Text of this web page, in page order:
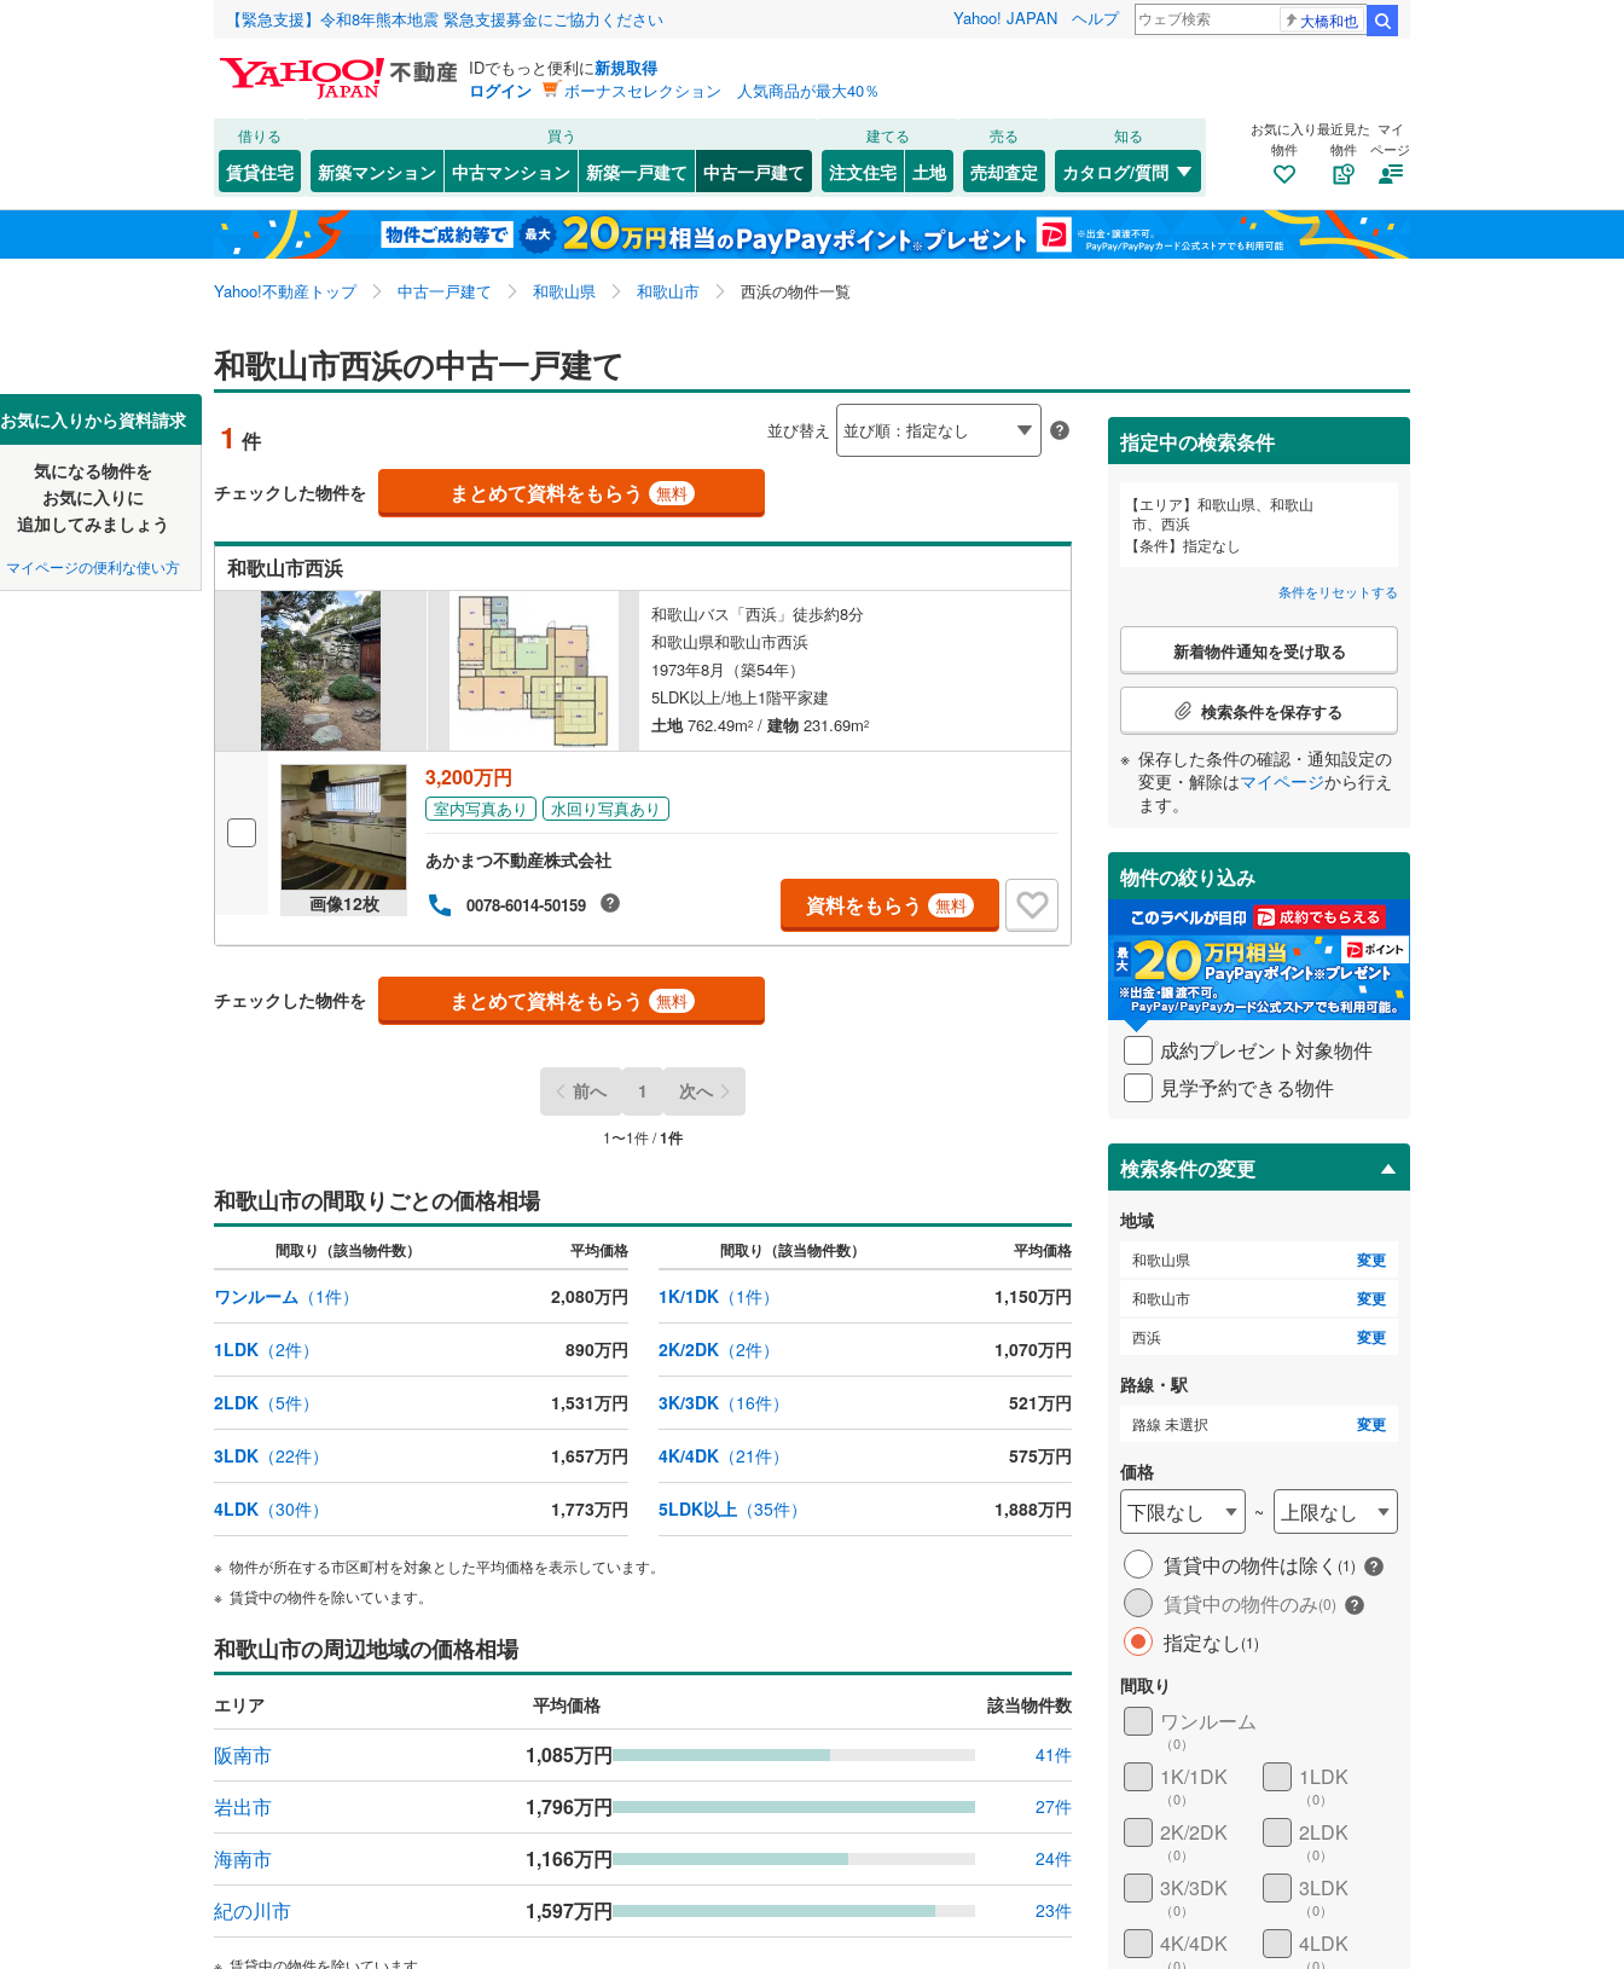
【緊急支援】令和8年熊本地震 緊急支援募金にご協力ください Yahoo! JAPAN ヘルプ 大橋和也
IDでもっと便利に新規取得
ログイン
ボーナスセレクション 人気商品が最大40％
借りる
賃貸住宅
買う
新築マンション 中古マンション 新築一戸建て 中古一戸建て
建てる
注文住宅 土地
売る
売却査定
知る
カタログ/質問
お気に入り
物件
最近見た
物件
マイ
ページ
Yahoo!不動産トップ 中古一戸建て 和歌山県 和歌山市 西浜の物件一覧
お気に入りから資料請求
気になる物件を
お気に入りに
追加してみましょう
マイページの便利な使い方
和歌山市西浜の中古一戸建て
1 件 並び替え
チェックした物件を まとめて資料をもらう 無料
和歌山市西浜
和歌山バス「西浜」徒歩約8分
和歌山県和歌山市西浜
1973年8月（築54年）
5LDK以上/地上1階平家建
土地762.49m2 / 建物 231.69m2
画像12枚
3,200万円
室内写真あり 水回り写真あり
あかまつ不動産株式会社
0078-6014-50159 資料をもらう 無料
チェックした物件を まとめて資料をもらう 無料
前へ 1 次へ
1〜1件 /1件
和歌山市の間取りごとの価格相場
間取り（該当物件数） 平均価格 間取り（該当物件数） 平均価格
ワンルーム （1件） 2,080万円 1K/1DK（1件） 1,150万円
1LDK （2件） 890万円 2K/2DK（2件） 1,070万円
2LDK （5件） 1,531万円 3K/3DK（16件） 521万円
3LDK （22件） 1,657万円 4K/4DK（21件） 575万円
4LDK （30件） 1,773万円 5LDK以上（35件） 1,888万円
物件が所在する市区町村を対象とした平均価格を表示しています。
賃貸中の物件を除いています。
和歌山市の周辺地域の価格相場
エリア 平均価格 該当物件数
阪南市 1,085万円 41件
岩出市 1,796万円 27件
海南市 1,166万円 24件
紀の川市 1,597万円 23件
賃貸中の物件を除いています。
指定中の検索条件
エリア
和歌山県、和歌山
市、西浜
条件
指定なし
条件をリセットする
こ
検
条
件
受
け
取
る
・
条
件
を
イ
ペ
ジ
に
保
存
す
る
新着物件通知を受け取る
検索条件を保存する
保存した条件の確認・通知設定の
変更・解除はマイページから行え
ます。
物件の絞り込み
成約プレゼント対象物件
見学予約できる物件
検索条件の変更
地域
和歌山県 変更
和歌山市 変更
西浜 変更
路線・駅
路線 未選択 変更
価格
下限なし ~
上限なし
賃貸中の物件は除く (1)
賃貸中の物件のみ(0)
指定なし(1)
間取り
ワンルーム
（0）
1K/1DK
（0）
1LDK
（0）
2K/2DK
（0）
2LDK
（0）
3K/3DK
（0）
3LDK
（0）
4K/4DK
（0）
4LDK
（0）
北海道 北海道
東北 青森 岩手 宮城 秋田 山形 福島
関東 東京 神奈川 埼玉 千葉
信越・北陸 新潟 長野
三重
近畿 大阪 兵庫
中国 鳥取 島根 岡山 広島 山口
四国 徳島 愛媛 高知
九州・沖縄 福岡 佐賀 長崎 鹿児島 沖縄
該当物件0件 この条件で検索する
和歌山市(162) 海南市(24) 橋本市(12)
有田市(4) 御坊市(1) 田辺市(4)
新宮市
0) 紀の川市
海草郡紀美野町(6)
伊都郡高野町(0) 有田郡湯浅町(1) 有田郡広川町(6)
日高郡美浜町 (5) 日高郡日高町(3)
日高郡由良町(0)
西牟婁郡上富田町
東牟婁郡古座川町
東牟婁郡北山村 東牟婁郡串本町(2)
該当物件0件 この条件で検索する
葵町(1) 秋月(1) 秋葉町(1)
朝日(2) 有家(3) 有本(1)
市小路
3) 今福 (1)
井辺(
大谷(1) 太田(4) 小倉(1)
加納( 2) 上三毛(1)
北新中ノ丁(2)
木ノ本(5)
楠見中( 栗栖(1) 桑山(1)
毛見(4) 神前 小雑賀(2)
栄谷(11) 坂田 (1) 鷺ノ森明神丁(1)
塩屋(3 島橋東ノ丁(1)
新和歌浦 ( 1) 関戸(2)
善明寺(1) 鷹匠町(1)
田尻(1) 田野(1) 津秦(1)
出島(1) 中(1) 中島(1)
鳴神(3) 新高町(1)
西庄 (3)
直川 (4)
平井(2)
弘西(2) 福島(2) 府中(
船所(1) 冬野(1) 布施屋(1
松江東(1
1) 和歌浦東 和歌川町(2)
和田(1) 吹上(2) つつじが丘
該当物件0件
JR 紀勢本線（JR東海）(0) 紀勢本線（JR西日本） (0) 和歌山線(0
阪和線(0)
私鉄・その他 南海線(0) 南海加太線(0) 南海高野線(0)
わかやま電鉄貴志川線
該当物件0件 この条件で検索する
該当物件0件
こだわり条件 リフォーム、リノベーション
リノベーション・リフォーム
（0）
築古・築30年以上（1）
設備
床暖房 0）
駐車場2台以上（0） ビルトインガレージ（0） 太陽光発電システム（0）
（0）
防犯カメラ（ 0）
）
二世帯向け（0） 平屋・1階建て 3階建て以上（0）
サービスルーム（納戸）（0）
最寄りの駅が始発駅 小学校まで1km以内（0）
） 角地（ 0 ） 南道路（0）
独立型キッチン
販売、価格、契約、入居関連など
即入居可能（0）
浴室乾燥機あり（0）
ウォークインクローゼット
（0）
床下収納
ウッドデッキあり
構造・規模・施工・品質・工法関連
耐震、免震、制震構造
（0）
住宅性能評価付き 長期優良住宅 ）
オンライン対応
オンライン内見(相談)可
詳しく見る
該当物件0件
検索条件を保存しました
この検索条件の新着物件通知は、 マイページから設定できます。
保存した条件を見る
和歌山県、和歌山市、西浜
検索条件を保存する
マイページ
お気に入りリストを見る
閉じる
お気に入りリストを見る
閉じる